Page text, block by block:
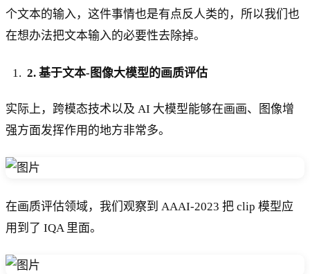
个文本的输入，这件事情也是有点反人类的，所以我们也
在想办法把文本输入的必要性去除掉。
2. 基于文本-图像大模型的画质评估
实际上，跨模态技术以及 AI 大模型能够在画画、图像增
强方面发挥作用的地方非常多。
在画质评估领域，我们观察到 AAAI-2023 把 clip 模型应
用到了 IQA 里面。